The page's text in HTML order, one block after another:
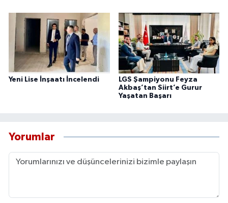
Yeni Lise İnşaatı İncelendi
LGS Şampiyonu Feyza
Akbaş’tan Siirt’e Gurur
Yaşatan Başarı
Yorumlar